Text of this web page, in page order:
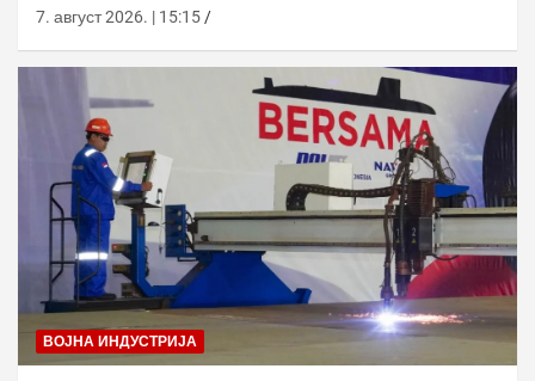
7. август 2026. | 15:15
ВОЈНА ИНДУСТРИЈА